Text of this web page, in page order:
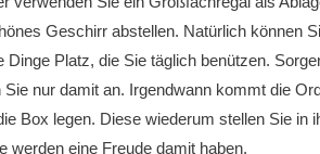
Geschirr abstellen. Natürlich können
Dinge Platz, die Sie täglich benützen.
nur damit an. Irgendwann kommt die
Box legen. Diese wiederum stellen Sie
werden eine Freude damit haben.